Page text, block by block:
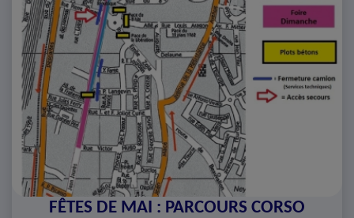
FÊTES DE MAI : PARCOURS CORSO